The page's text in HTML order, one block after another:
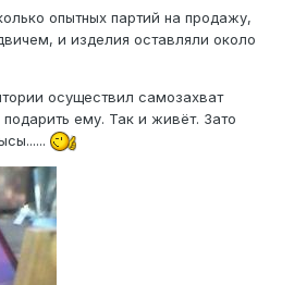
опытных партий на продажу,
и изделия оставляли около
осуществил самозахват
ему. Так и живёт. Зато